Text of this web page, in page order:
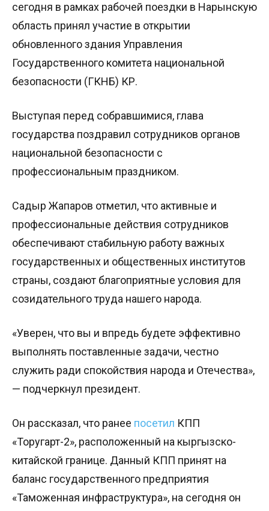
сегодня в рамках рабочей поездки в Нарынскую
область принял участие в открытии
обновленного здания Управления
Государственного комитета национальной
безопасности (ГКНБ) КР.
Выступая перед собравшимися, глава
государства поздравил сотрудников органов
национальной безопасности с
профессиональным праздником.
Садыр Жапаров отметил, что активные и
профессиональные действия сотрудников
обеспечивают стабильную работу важных
государственных и общественных институтов
страны, создают благоприятные условия для
созидательного труда нашего народа.
«Уверен, что вы и впредь будете эффективно
выполнять поставленные задачи, честно
служить ради спокойствия народа и Отечества»,
— подчеркнул президент.
Он рассказал, что ранее посетил КПП
«Торугарт-2», расположенный на кыргызско-
китайской границе. Данный КПП принят на
баланс государственного предприятия
«Таможенная инфраструктура», на сегодня он